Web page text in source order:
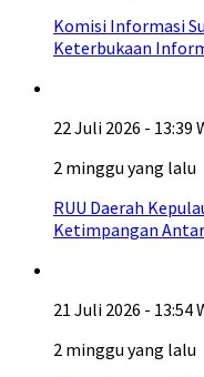
Komisi Informasi
Keterbukaan
22 Juli 2026 - 13:39
2 minggu yang lalu
RUU Daerah
Ketimpangan
21 Juli 2026 - 13:54
2 minggu yang lalu